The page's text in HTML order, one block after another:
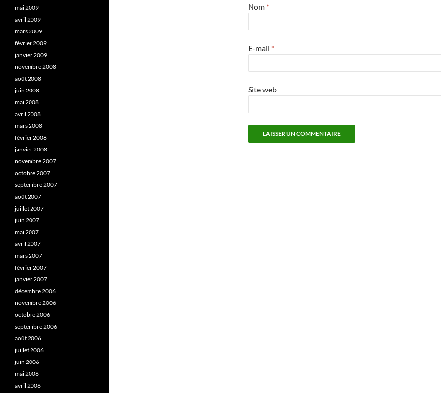
Nom *
E-mail *
Site web
mai 2009
avril 2009
mars 2009
février 2009
janvier 2009
novembre 2008
août 2008
juin 2008
mai 2008
avril 2008
mars 2008
février 2008
janvier 2008
novembre 2007
octobre 2007
septembre 2007
août 2007
juillet 2007
juin 2007
mai 2007
avril 2007
mars 2007
février 2007
janvier 2007
décembre 2006
novembre 2006
octobre 2006
septembre 2006
août 2006
juillet 2006
juin 2006
mai 2006
avril 2006